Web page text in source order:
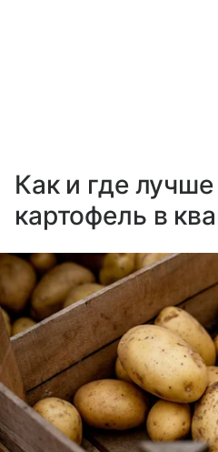
Как и где
картофель в